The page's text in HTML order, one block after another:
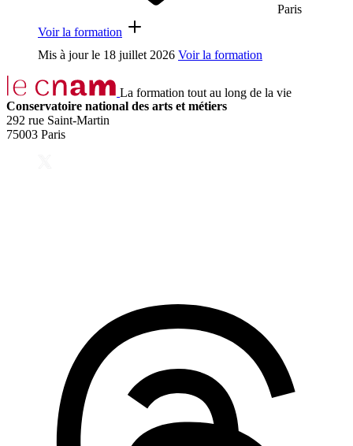
Paris
Voir la formation
Mis à jour le 18 juillet 2026 Voir la formation
La formation tout au long de la vie
Conservatoire national des arts et métiers
292 rue Saint-Martin
75003 Paris